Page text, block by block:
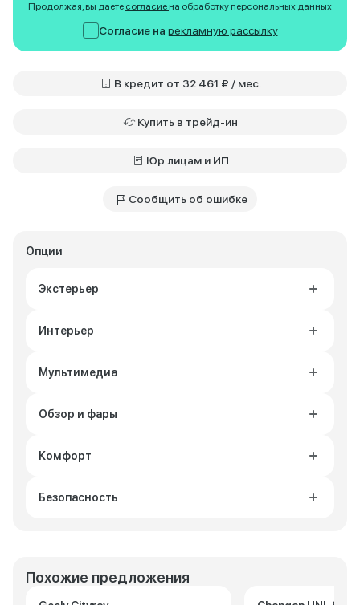
Опции
Экстерьер
Интерьер
Мультимедиа
Обзор и фары
Комфорт
Безопасность
Продолжая, вы даете согласие на обработку персональных данных
Согласие на рекламную рассылку
В кредит от 32 461 ₽ / мес.
Купить в трейд-ин
Юр.лицам и ИП
Сообщить об ошибке
Похожие предложения